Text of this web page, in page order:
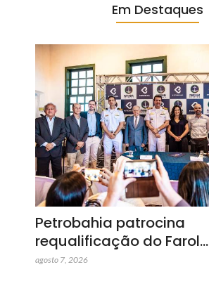
Em Destaques
Petrobahia patrocina
requalificação do Farol…
agosto 7, 2026